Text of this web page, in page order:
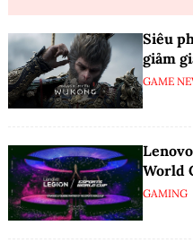
Siêu
giảm
GAME
World
GAMING